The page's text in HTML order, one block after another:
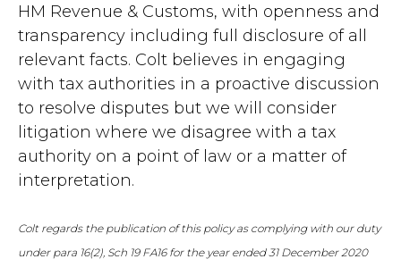
HM Revenue & Customs, with openness and
transparency including full disclosure of all
relevant facts. Colt believes in engaging
with tax authorities in a proactive discussion
to resolve disputes but we will consider
litigation where we disagree with a tax
authority on a point of law or a matter of
interpretation.
Colt regards the publication of this policy as complying with our duty
under para 16(2), Sch 19 FA16 for the year ended 31 December 2020